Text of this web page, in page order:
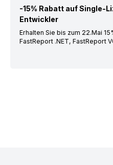
-15% Rabatt auf Single-
Entwickler
Erhalten Sie bis zum 22.Mai
FastReport .NET, FastReport